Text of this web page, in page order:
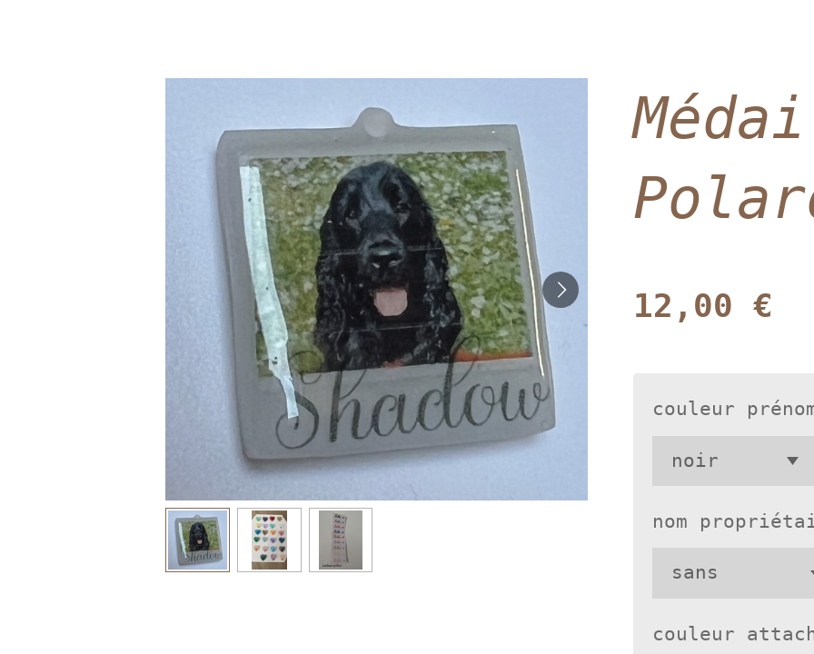
12,00 €
couleur
nom
couleur